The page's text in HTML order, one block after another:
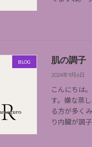
BLOG 肌の調子
2024年9月6日
こんにちは
す。嫌な蒸
る方が多く
り内臓が調